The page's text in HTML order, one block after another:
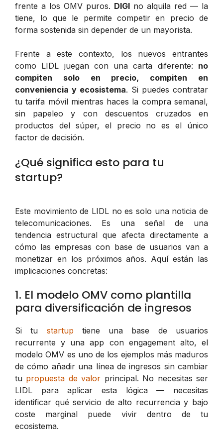
frente a los OMV puros. DIGI no alquila red — la
tiene, lo que le permite competir en precio de
forma sostenida sin depender de un mayorista.
Frente a este contexto, los nuevos entrantes
como LIDL juegan con una carta diferente: no
compiten solo en precio, compiten en
conveniencia y ecosistema. Si puedes contratar
tu tarifa móvil mientras haces la compra semanal,
sin papeleo y con descuentos cruzados en
productos del súper, el precio no es el único
factor de decisión.
¿Qué significa esto para tu
startup?
Este movimiento de LIDL no es solo una noticia de
telecomunicaciones. Es una señal de una
tendencia estructural que afecta directamente a
cómo las empresas con base de usuarios van a
monetizar en los próximos años. Aquí están las
implicaciones concretas:
1. El modelo OMV como plantilla
para diversificación de ingresos
Si tu startup tiene una base de usuarios
recurrente y una app con engagement alto, el
modelo OMV es uno de los ejemplos más maduros
de cómo añadir una línea de ingresos sin cambiar
tu propuesta de valor principal. No necesitas ser
LIDL para aplicar esta lógica — necesitas
identificar qué servicio de alto recurrencia y bajo
coste marginal puede vivir dentro de tu
ecosistema.